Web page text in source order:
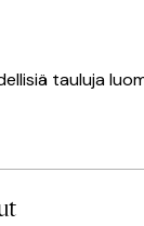
tauluja